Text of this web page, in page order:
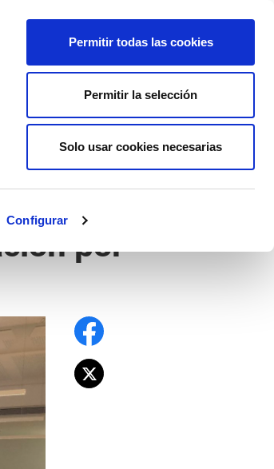
Configurar
Permitir todas las cookies
Permitir la selección
Solo usar cookies necesarias
AFÍLIATE
por